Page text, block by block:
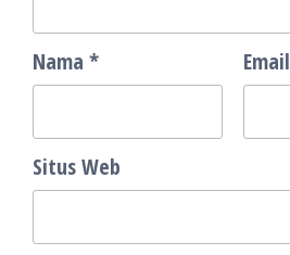
Nama * Email
Situs Web